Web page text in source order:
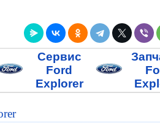
Сервис
Ford
Explorer